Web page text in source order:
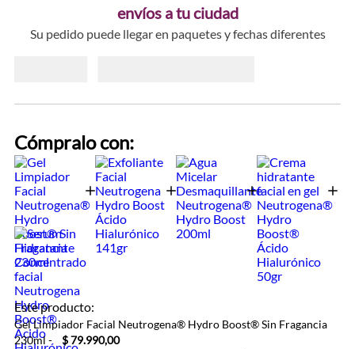
envíos a tu ciudad
Su pedido puede llegar en paquetes y fechas diferentes
Cómpralo con:
Este producto:
Gel Limpiador Facial Neutrogena® Hydro Boost® Sin Fragancia
230ml-
$ 79.990,00